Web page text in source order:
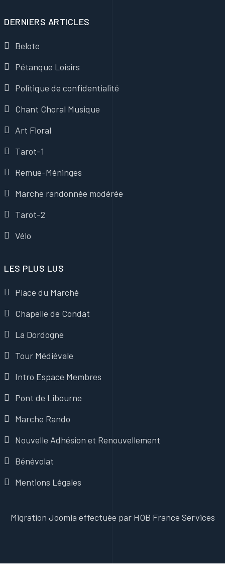
DERNIERS ARTICLES
Belote
Pétanque Loisirs
Politique de confidentialité
Chant Choral Musique
Art Floral
Tarot-1
Remue-Méninges
Marche randonnée modérée
Tarot-2
Vélo
LES PLUS LUS
Place du Marché
Chapelle de Condat
La Dordogne
Tour Médiévale
Intro Espace Membres
Pont de Libourne
Marche Rando
Nouvelle Adhésion et Renouvellement
Bénévolat
Mentions Légales
Migration Joomla effectuée par HOB France Services